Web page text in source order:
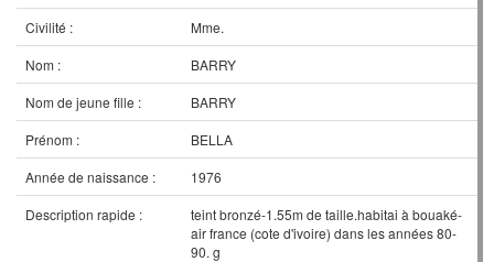
Civilité :
Mme.
Nom :
BARRY
Nom de jeune fille :
BARRY
Prénom :
BELLA
Année de naissance :
1976
Description rapide :
teint bronzé-1.55m de taille.habitai à bouaké-
air france (cote d'ivoire) dans les années 80-
90. g